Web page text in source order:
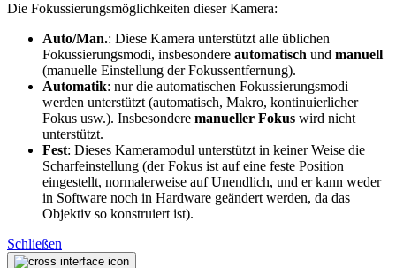
Die Fokussierungsmöglichkeiten dieser Kamera:
Auto/Man.: Diese Kamera unterstützt alle üblichen
Fokussierungsmodi, insbesondere automatisch und manuell
(manuelle Einstellung der Fokussentfernung).
Automatik: nur die automatischen Fokussierungsmodi
werden unterstützt (automatisch, Makro, kontinuierlicher
Fokus usw.). Insbesondere manueller Fokus wird nicht
unterstützt.
Fest: Dieses Kameramodul unterstützt in keiner Weise die
Scharfeinstellung (der Fokus ist auf eine feste Position
eingestellt, normalerweise auf Unendlich, und er kann weder
in Software noch in Hardware geändert werden, da das
Objektiv so konstruiert ist).
Schließen